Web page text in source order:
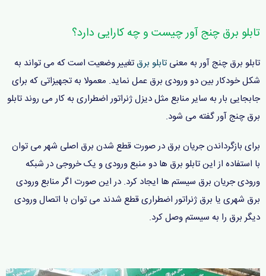
تابلو برق چنج آور چیست و چه کارایی دارد؟
تابلو برق چنج آور به معنی تابلو برق تغییر وضعیت است که می تواند به
شکل خودکار بین دو ورودی برق عمل نماید. معمولا به تجهیزاتی که برای
جابجایی بار به سایر منابع مثل دیزل ژنراتور اضطراری به کار می روند تابلو
برق چنج آور گفته می شود.
برای بازگرداندن جریان برق در صورت قطع شدن برق اصلی شهر می توان
با استفاده از این تابلو برق ها دو منبع ورودی و یک خروجی در شبکه
ورودی جریان برق سیستم ها ایجاد کرد. در این صورت اگر منابع ورودی
برق شهری یا برق ژنراتور اضطراری قطع شدند می توان با اتصال ورودی
دیگر برق را به سیستم وصل کرد.